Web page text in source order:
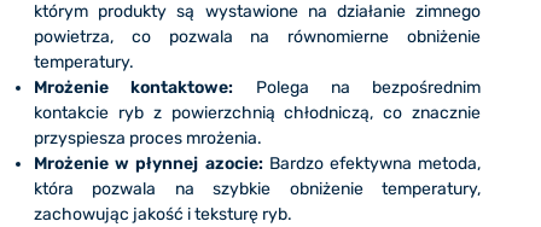
którym produkty są wystawione na działanie zimnego
powietrza, co pozwala na równomierne obniżenie
temperatury.
Mrożenie kontaktowe: Polega na bezpośrednim
kontakcie ryb z powierzchnią chłodniczą, co znacznie
przyspiesza proces mrożenia.
Mrożenie w płynnej azocie:Bardzo efektywna metoda,
która pozwala na szybkie obniżenie temperatury,
zachowując jakość i teksturę ryb.